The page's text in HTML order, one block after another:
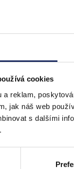
cookies
a reklam,
jak náš web
s dalšími